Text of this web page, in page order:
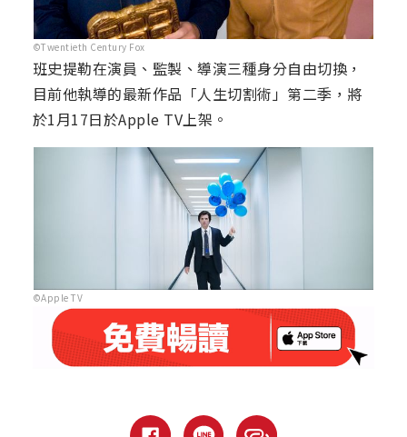
©Twentieth Century Fox
班史提勒在演員、監製、導演三種身分自由切換，
目前他執導的最新作品「人生切割術」第二季，將
於1月17日於Apple TV上架。
©Apple TV